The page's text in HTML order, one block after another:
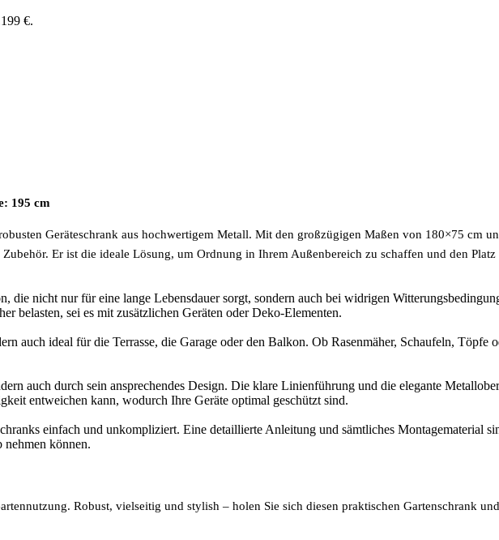
€.
195 cm
Geräteschrank aus hochwertigem Metall. Mit den großzügigen Maßen von 180×75 cm
Er ist die ideale Lösung, um Ordnung in Ihrem Außenbereich zu schaffen und den
die nicht nur für eine lange Lebensdauer sorgt, sondern auch bei widrigen
belasten, sei es mit zusätzlichen Geräten oder Deko-Elementen.
auch ideal für die Terrasse, die Garage oder den Balkon. Ob Rasenmäher, Schaufeln, Töpfe
auch durch sein ansprechendes Design. Die klare Linienführung und die elegante
entweichen kann, wodurch Ihre Geräte optimal geschützt sind.
einfach und unkompliziert. Eine detaillierte Anleitung und sämtliches Montagematerial
nehmen können.
Robust, vielseitig und stylish – holen Sie sich diesen praktischen Gartenschrank